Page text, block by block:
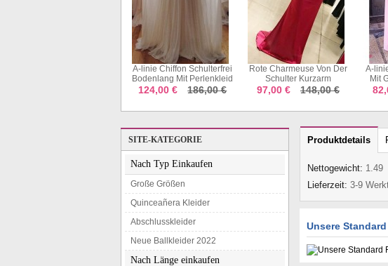
Rote Charmeuse Von Der
Schulter Kurzarm
Trompete / Meerjungfrau
97,00 € 148,00 €
A-linie Träger Bodenlang
Mit Geraffter Seide Wie
Satin Kleid JTC10073
82,00 € 144,00 €
A-
SITE-KATEGORIE
Nach Typ Einkaufen
Große Größen
Quinceañera Kleider
Abschlusskleider
Neue Ballkleider 2022
Nach Länge einkaufen
Produktdetails
Nettogewicht: 1.49
Lieferzeit: 3-9
Unsere